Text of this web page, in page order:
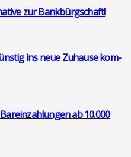
zur Bank­bürg­schaft!
ins neue Zuhau­se kom­
ab 10.000